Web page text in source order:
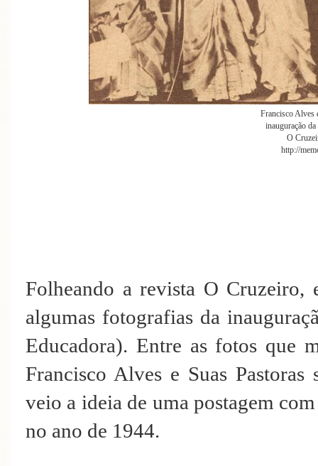
Francisco Alves
inauguração
O
http://
Folheando a revista O Cruzeiro,
algumas fotografias da
Educadora). Entre as fotos que
Francisco Alves e Suas
veio a ideia de uma postagem
no ano de 1944.